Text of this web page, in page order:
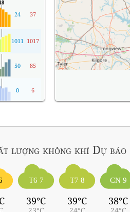
24 37
1011 1017
50 85
0 6
lượng không khí Dự báo
T6 7
39°C
T7 8
39°C
CN 9
38°C